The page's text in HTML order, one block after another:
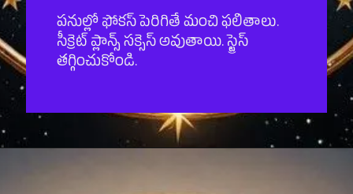
పనుల్లో ఫోకస్ పెరిగితే మంచి ఫలితాలు.
సీక్రెట్ ప్లాన్స్ సక్సెస్ అవుతాయి. స్ట్రెస్
తగ్గించుకోండి.